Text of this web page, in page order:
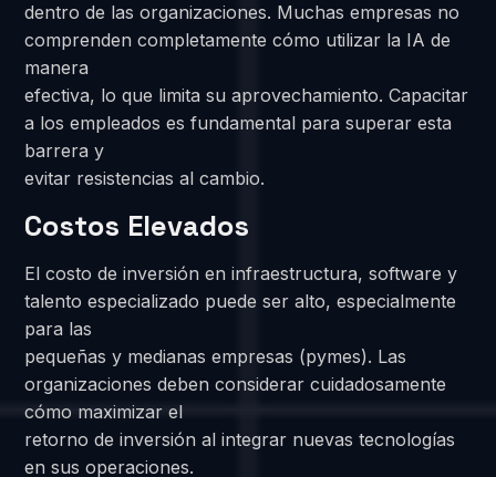
dentro de las organizaciones. Muchas empresas no
comprenden completamente cómo utilizar la IA de
manera
efectiva, lo que limita su aprovechamiento. Capacitar
a los empleados es fundamental para superar esta
barrera y
evitar resistencias al cambio.
Costos Elevados
El costo de inversión en infraestructura, software y
talento especializado puede ser alto, especialmente
para las
pequeñas y medianas empresas (pymes). Las
organizaciones deben considerar cuidadosamente
cómo maximizar el
retorno de inversión al integrar nuevas tecnologías
en sus operaciones.